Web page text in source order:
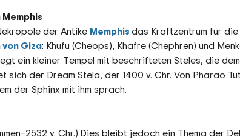
der Antike Memphisdas Kraftzentrum für
Giza: Khufu (Cheops), Khafre (Chephren) und
ein kleiner Tempel mit beschrifteten Steles, die
sich der Dream Stela, der 1400 v. Chr. Von Pharao
der Sphinx mit ihm sprach.
v. Chr.).Dies bleibt jedoch ein Thema der